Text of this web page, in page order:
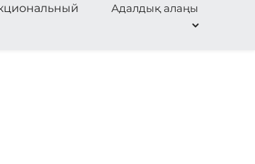
Адалдық алаңы